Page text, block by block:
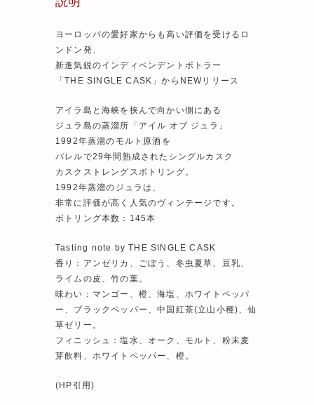
ヨーロッパの愛好家からも高い評価を受けるロ
ンドン発、
新進気鋭のインディペンデントボトラー
「THE SINGLE CASK」からNEWリリース
アイラ島と海峡を挟んで向かい側にある
ジュラ島の蒸溜所「アイル オブ ジュラ」
1992年蒸溜のモルト原酒を
バレルで29年間熟成されたシングルカスク
カスクストレングスボトリング。
1992年蒸溜のジュラは、
非常に評価が高く人気のヴィンテージです。
ボトリング本数：145本
Tasting note by THE SINGLE CASK
香り：アンゼリカ、ごぼう、冬虫夏草、豆乳、
ライムの皮、竹の葉。
味わい：マンゴー、橙、海塩、ホワイトペッパ
ー、ブラックペッパー、中国紅茶(立山小種)、仙
草ゼリー。
フィニッシュ：塩水、オーク、モルト、粉末麦
芽飲料、ホワイトペッパー、橙。
(HP引用)